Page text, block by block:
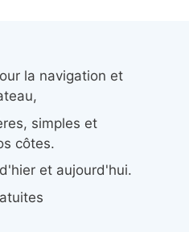
la navigation et
simples et
côtes.
et aujourd'hui.